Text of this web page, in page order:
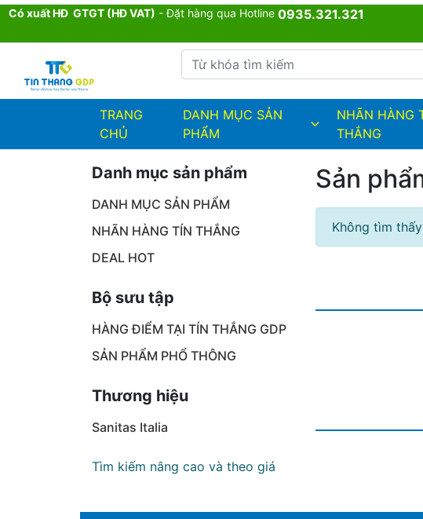
Có xuất HĐ GTGT (HĐ VAT) - Đặt hàng qua Hotline 0935.321.321
Từ khóa tìm kiếm
TRANG
CHỦ
DANH MỤC SẢN
PHẨM
NHÃN HÀNG
THẮNG
Sản
Không tìm
Danh mục sản phẩm
DANH MỤC SẢN PHẨM
NHÃN HÀNG TÍN THẮNG
DEAL HOT
Bộ sưu tập
HÀNG ĐIỂM TẠI TÍN THẮNG GDP
SẢN PHẨM PHỔ THÔNG
Thương hiệu
Sanitas Italia
Tìm kiếm nâng cao và theo giá